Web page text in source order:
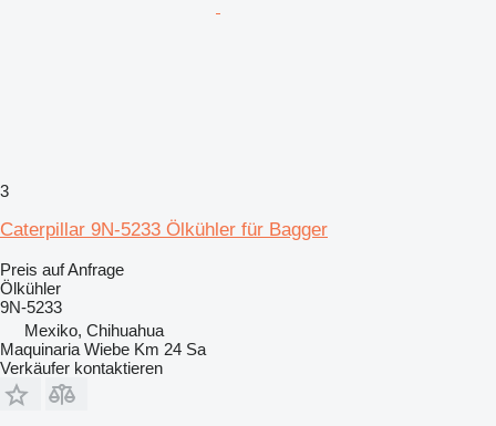
3
Caterpillar 9N-5233 Ölkühler für Bagger
Preis auf Anfrage
Ölkühler
9N-5233
Mexiko, Chihuahua
Maquinaria Wiebe Km 24 Sa
Verkäufer kontaktieren